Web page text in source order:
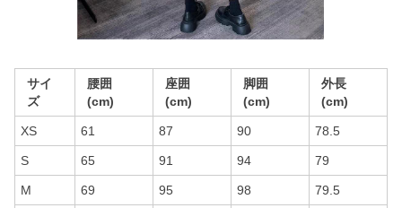
サイ
ズ
腰囲
(cm)
座囲
(cm)
脚囲
(cm)
外長
(cm)
XS 61 87 90 78.5
S 65 91 94 79
M 69 95 98 79.5